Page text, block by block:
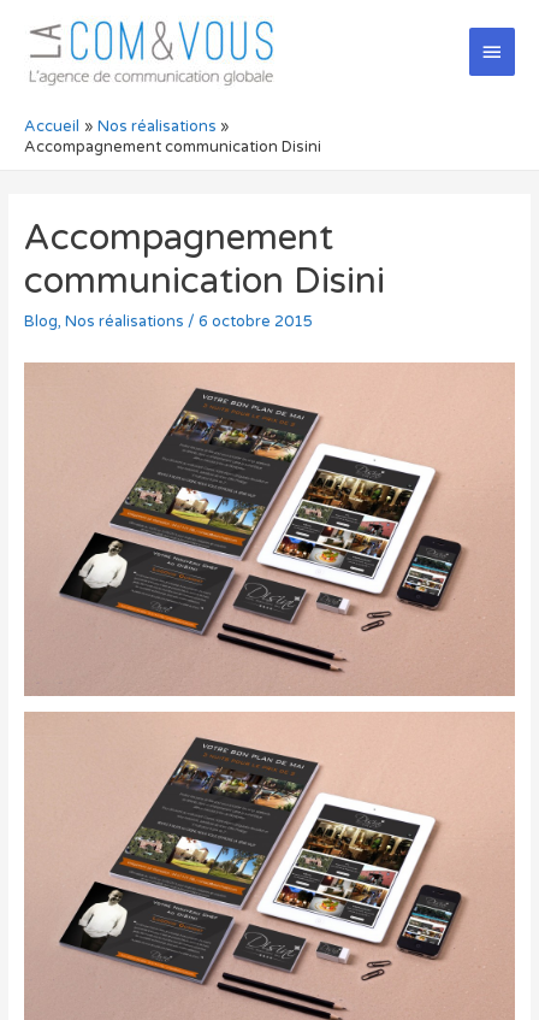
Accueil
Nos réalisations
Accompagnement communication Disini
Accompagnement
communication Disini
Blog, Nos réalisations / 6 octobre 2015